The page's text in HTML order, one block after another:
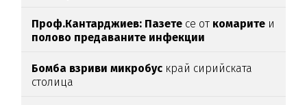
Проф.Кантарджиев: Пазете се от комарите и
полово предаваните инфекции
Бомба взриви микробус край сирийската
столица